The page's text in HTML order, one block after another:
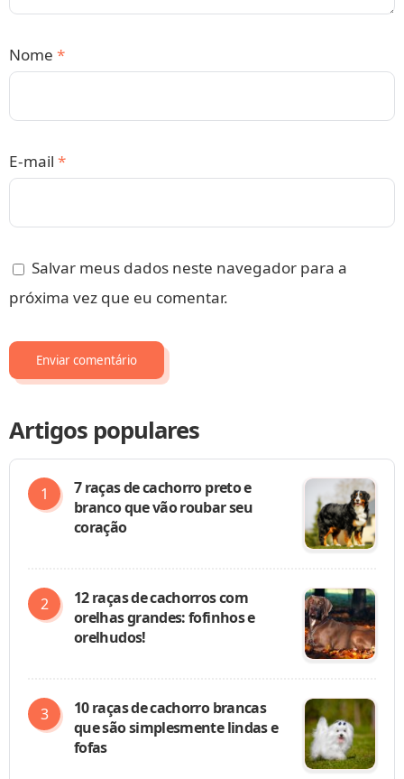
Nome *
E-mail *
Salvar meus dados neste navegador para a
próxima vez que eu comentar.
Artigos populares
7 raças de cachorro preto e
branco que vão roubar seu
coração
12 raças de cachorros com
orelhas grandes: fofinhos e
orelhudos!
10 raças de cachorro brancas
que são simplesmente lindas e
fofas